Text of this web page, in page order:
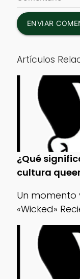
ENVIAR
Artículos
¿Qué
cultura
Un momento
«Wicked»